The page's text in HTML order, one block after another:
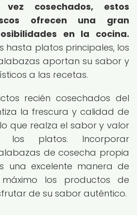
vez cosechados, estos
ofrecen una gran
en la cocina.
hasta platos principales, los
aportan su sabor y
a las recetas.
recién cosechados del
la frescura y calidad de
que realza el sabor y valor
los platos. Incorporar
de cosecha propia
una excelente manera de
los productos de
de su sabor auténtico.